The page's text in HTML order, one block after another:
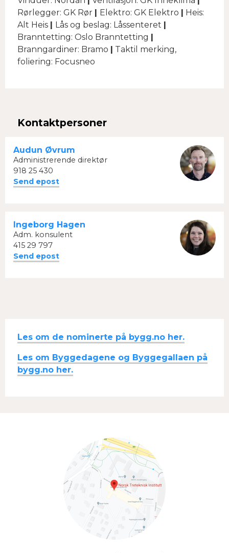
Rørlegger: GK Rør
Elektro: GK Elektro
Heis:
Alt Heis
Lås og beslag: Låssenteret
Branntetting: Oslo Branntetting
Branngardiner: Bramo
Taktil merking,
foliering: Focusneo
Kontaktpersoner
Audun Øvrum
Administrerende direktør
918 25 430
Send epost
Ingeborg Hagen
Adm. konsulent
415 29 797
Send epost
Les om de nominerte på bygg.no her.
Les om Byggedagene og Byggegallaen på
bygg.no her.